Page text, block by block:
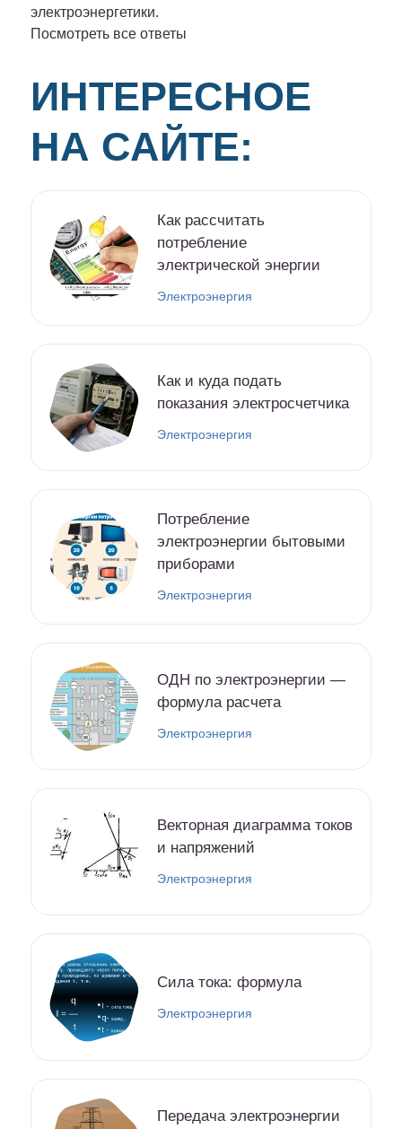
электроэнергетики.
Посмотреть все ответы
ИНТЕРЕСНОЕ
НА САЙТЕ:
Как рассчитать
потребление
электрической энергии
Электроэнергия
Как и куда подать
показания электросчетчика
Электроэнергия
Потребление
электроэнергии бытовыми
приборами
Электроэнергия
ОДН по электроэнергии —
формула расчета
Электроэнергия
Векторная диаграмма токов
и напряжений
Электроэнергия
Cила тока: формула
Электроэнергия
Передача электроэнергии